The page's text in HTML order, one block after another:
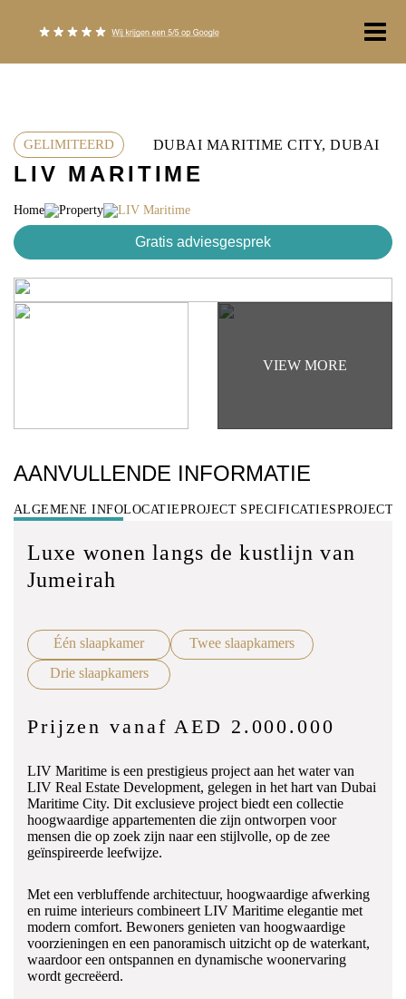
GELIMITEERD DUBAI MARITIME CITY, DUBAI
LIV MARITIME
Home Property LIV Maritime
Gratis adviesgesprek
AANVULLENDE INFORMATIE
ALGEMENE INFOLOCATIEPROJECT SPECIFICATIESPROJECT
Luxe wonen langs de kustlijn van
Jumeirah
Één slaapkamer
Twee slaapkamers
Drie slaapkamers
Prijzen vanaf AED 2.000.000
LIV Maritime is een prestigieus project aan het water van
LIV Real Estate Development, gelegen in het hart van Dubai
Maritime City. Dit exclusieve project biedt een collectie
hoogwaardige appartementen die zijn ontworpen voor
mensen die op zoek zijn naar een stijlvolle, op de zee
geïnspireerde leefwijze.
Met een verbluffende architectuur, hoogwaardige afwerking
en ruime interieurs combineert LIV Maritime elegantie met
modern comfort. Bewoners genieten van hoogwaardige
voorzieningen en een panoramisch uitzicht op de waterkant,
waardoor een ontspannen en dynamische woonervaring
wordt gecreëerd.